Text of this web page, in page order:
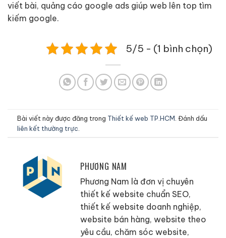
viết bài, quảng cáo google ads giúp web lên top tìm
kiếm google.
5/5 - (1 bình chọn)
Bài viết này được đăng trong Thiết kế web TP.HCM . Đánh dấu
liên kết thường trực
PHƯƠNG NAM
Phương Nam là đơn vị chuyên
thiết kế website chuẩn SEO,
thiết kế website doanh nghiệp,
website bán hàng, website theo
yêu cầu, chăm sóc website,